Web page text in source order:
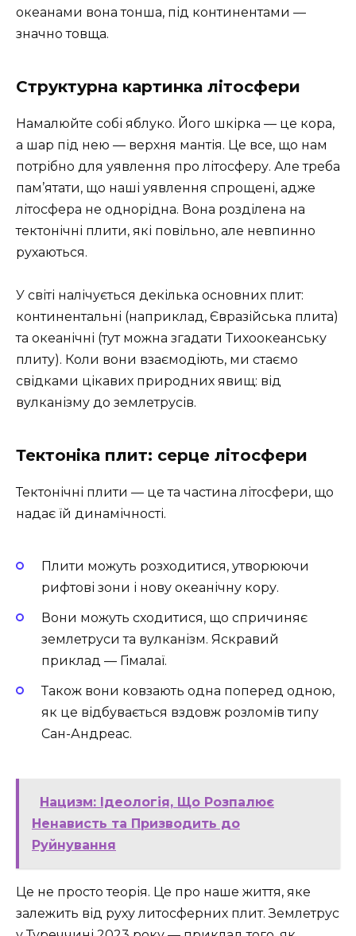
океанами вона тонша, під континентами —
значно товща.
Структурна картинка літосфери
Намалюйте собі яблуко. Його шкірка — це кора,
а шар під нею — верхня мантія. Це все, що нам
потрібно для уявлення про літосферу. Але треба
пам’ятати, що наші уявлення спрощені, адже
літосфера не однорідна. Вона розділена на
тектонічні плити, які повільно, але невпинно
рухаються.
У світі налічується декілька основних плит:
континентальні (наприклад, Євразійська плита)
та океанічні (тут можна згадати Тихоокеанську
плиту). Коли вони взаємодіють, ми стаємо
свідками цікавих природних явищ: від
вулканізму до землетрусів.
Тектоніка плит: серце літосфери
Тектонічні плити — це та частина літосфери, що
надає їй динамічності.
Плити можуть розходитися, утворюючи
рифтові зони і нову океанічну кору.
Вони можуть сходитися, що спричиняє
землетруси та вулканізм. Яскравий
приклад — Гімалаї.
Також вони ковзають одна поперед одною,
як це відбувається вздовж розломів типу
Сан-Андреас.
Нацизм: Ідеологія, Що Розпалює
Ненависть та Призводить до
Руйнування
Це не просто теорія. Це про наше життя, яке
залежить від руху литосферних плит. Землетрус